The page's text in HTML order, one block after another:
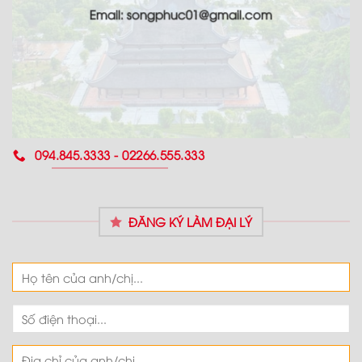
Email: songphuc01@gmail.com
094.845.3333 - 02266.555.333
ĐĂNG KÝ LÀM ĐẠI LÝ